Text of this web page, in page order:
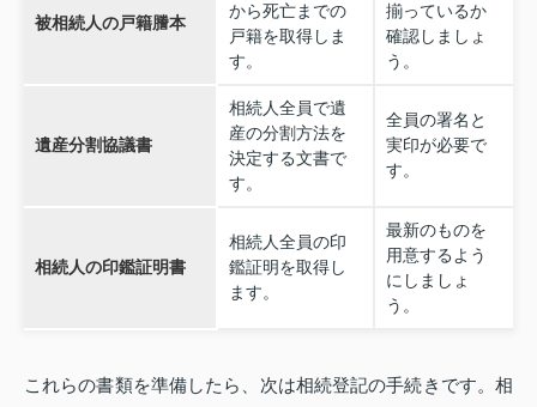
被相続人の戸籍謄本
から死亡までの
戸籍を取得しま
す。
揃っているか
確認しましょ
う。
遺産分割協議書
相続人全員で遺
産の分割方法を
決定する文書で
す。
全員の署名と
実印が必要で
す。
相続人の印鑑証明書
相続人全員の印
鑑証明を取得し
ます。
最新のものを
用意するよう
にしましょ
う。
これらの書類を準備したら、次は相続登記の手続きです。相